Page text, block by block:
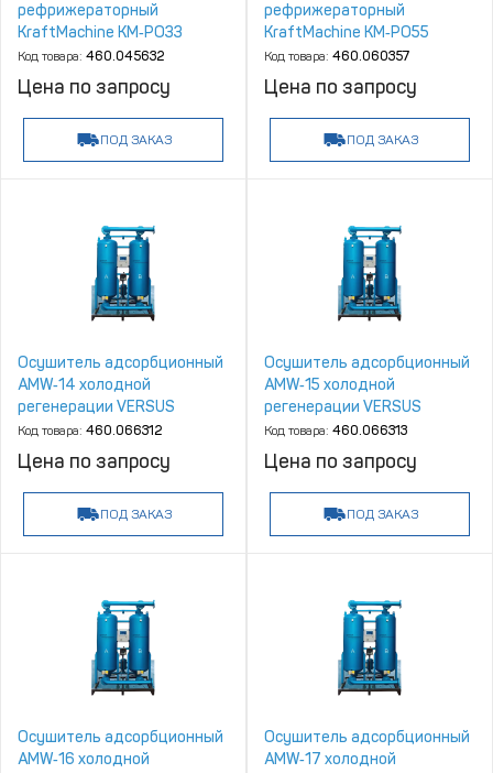
рефрижераторный
KraftMachine КМ‑РО33
Код товара: 460.045632
Цена по запросу
ПОД ЗАКАЗ
рефрижераторный
KraftMachine КМ‑РО55
Код товара: 460.060357
Цена по запросу
ПОД ЗАКАЗ
Осушитель адсорбционный
AMW‑14 холодной
регенерации VERSUS
Kompressoren
Код товара: 460.066312
Цена по запросу
ПОД ЗАКАЗ
Осушитель адсорбционный
AMW‑15 холодной
регенерации VERSUS
Kompressoren
Код товара: 460.066313
Цена по запросу
ПОД ЗАКАЗ
Осушитель адсорбционный
AMW‑16 холодной
Осушитель адсорбционный
AMW‑17 холодной